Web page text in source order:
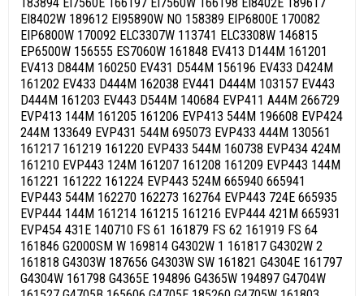
EI8402W 189612 EI95890W NO 158389 EIP6800E 170082
EIP6800W 170092 ELC3307W 113741 ELC3308W 146815
EP6500W 156555 ES7060W 161848 EV413 D144M 161201
EV413 D844M 160250 EV431 D544M 156196 EV433 D424M
161202 EV433 D444M 162038 EV441 D444M 103157 EV443
D444M 161203 EV443 D544M 140684 EVP411 A44M 266729
EVP413 144M 161205 161206 EVP413 544M 196608 EVP424
244M 133649 EVP431 544M 695073 EVP433 444M 130561
161217 161219 161220 EVP433 544M 160738 EVP434 424M
161210 EVP443 124M 161207 161208 161209 EVP443 144M
161221 161222 161224 EVP443 524M 665940 665941
EVP443 544M 162270 162273 162764 EVP443 724E 665935
EVP444 144M 161214 161215 161216 EVP444 421M 665931
EVP454 431E 140710 FS 61 161879 FS 62 161919 FS 64
161846 G2000SM W 169814 G4302W 1 161817 G4302W 2
161818 G4303W 187656 G4303W SW 161821 G4304E 161797
G4304W 161798 G4365E 194896 G4365W 194897 G4704W